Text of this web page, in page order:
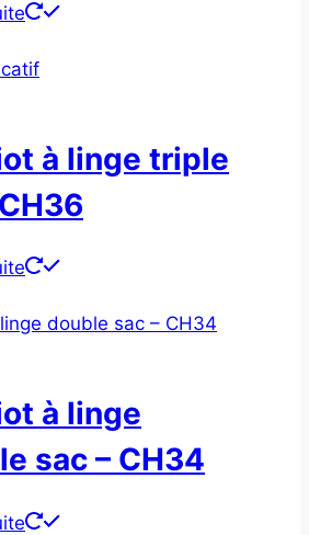
à linge triple
à linge
sac – CH34